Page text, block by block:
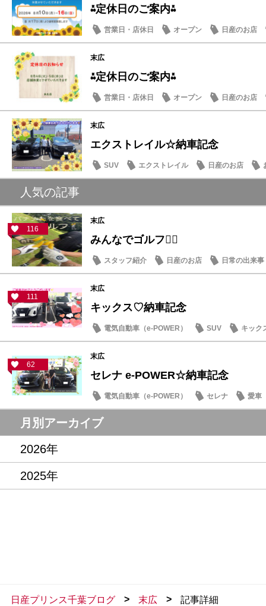
⁂定休日のご案内⁂
営業日・店休日 オープン 日産のお店
末広
⁂定休日のご案内⁂
営業日・店休日 オープン 日産のお店
末広
エクストレイル☆納車記念
SUV エクストレイル 日産のお店
人気の記事
116
末広
みんなでゴルフ🏌️‍♂️
スタッフ紹介 日産のお店 日常の出来事
111
末広
キックス♡納車記念
電気自動車（e-POWER） SUV キック
62
末広
セレナ e-POWER☆納車記念
電気自動車（e-POWER） セレナ 愛車
月別アーカイブ
2026年
2025年
日産プリンス千葉ブログ > 末広 > 記事詳細